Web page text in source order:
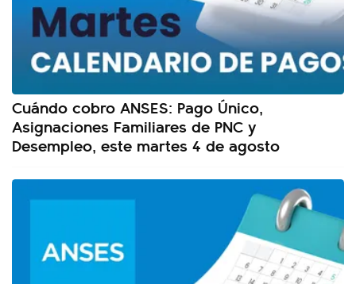
Cuándo cobro ANSES: Pago Único,
Asignaciones Familiares de PNC y
Desempleo, este martes 4 de agosto